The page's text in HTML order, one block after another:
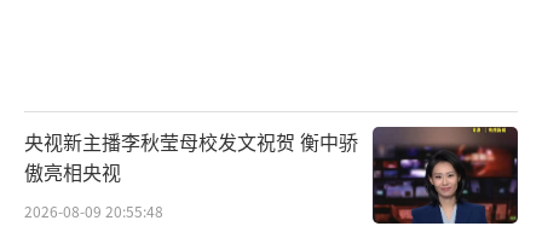
央视新主播李秋莹母校发文祝贺 衡中骄
傲亮相央视
2026-08-09 20:55:48